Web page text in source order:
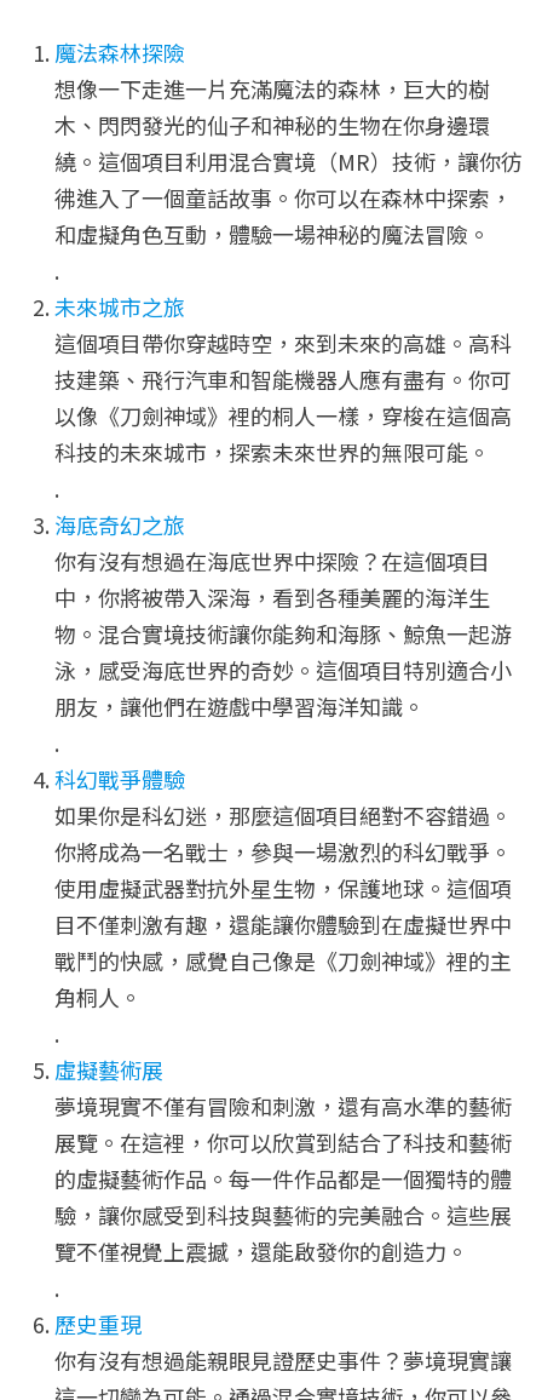
魔法森林探險
想像一下走進一片充滿魔法的森林，巨大的樹
木、閃閃發光的仙子和神秘的生物在你身邊環
繞。這個項目利用混合實境（MR）技術，讓你彷
彿進入了一個童話故事。你可以在森林中探索，
和虛擬角色互動，體驗一場神秘的魔法冒險。
.
未來城市之旅
這個項目帶你穿越時空，來到未來的高雄。高科
技建築、飛行汽車和智能機器人應有盡有。你可
以像《刀劍神域》裡的桐人一樣，穿梭在這個高
科技的未來城市，探索未來世界的無限可能。
.
海底奇幻之旅
你有沒有想過在海底世界中探險？在這個項目
中，你將被帶入深海，看到各種美麗的海洋生
物。混合實境技術讓你能夠和海豚、鯨魚一起游
泳，感受海底世界的奇妙。這個項目特別適合小
朋友，讓他們在遊戲中學習海洋知識。
.
科幻戰爭體驗
如果你是科幻迷，那麼這個項目絕對不容錯過。
你將成為一名戰士，參與一場激烈的科幻戰爭。
使用虛擬武器對抗外星生物，保護地球。這個項
目不僅刺激有趣，還能讓你體驗到在虛擬世界中
戰鬥的快感，感覺自己像是《刀劍神域》裡的主
角桐人。
.
虛擬藝術展
夢境現實不僅有冒險和刺激，還有高水準的藝術
展覽。在這裡，你可以欣賞到結合了科技和藝術
的虛擬藝術作品。每一件作品都是一個獨特的體
驗，讓你感受到科技與藝術的完美融合。這些展
覽不僅視覺上震撼，還能啟發你的創造力。
.
歷史重現
你有沒有想過能親眼見證歷史事件？夢境現實讓